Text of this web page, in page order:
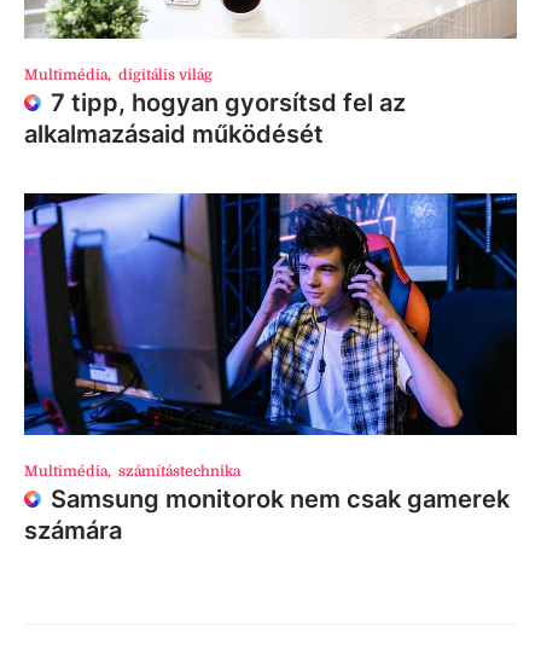
Multimédia, digitális világ
7 tipp, hogyan gyorsítsd fel az
alkalmazásaid működését
Multimédia, számítástechnika
Samsung monitorok nem csak gamerek
számára